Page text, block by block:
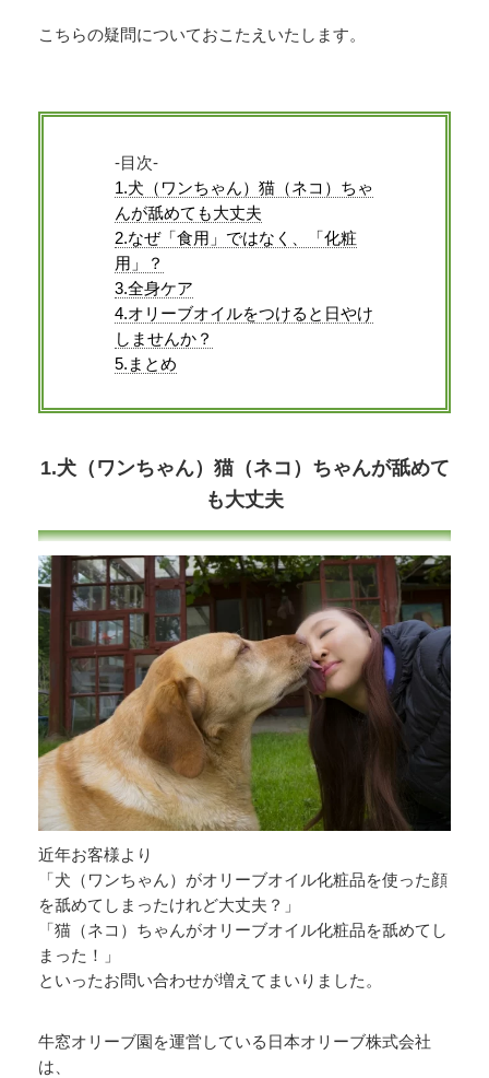
こちらの疑問についておこたえいたします。
-目次-
1.犬（ワンちゃん）猫（ネコ）ちゃ
んが舐めても大丈夫
2.なぜ「食用」ではなく、「化粧
用」？
3.全身ケア
4.オリーブオイルをつけると日やけ
しませんか？
5.まとめ
1.犬（ワンちゃん）猫（ネコ）ちゃんが舐めて
も大丈夫
近年お客様より
「犬（ワンちゃん）がオリーブオイル化粧品を使った顔
を舐めてしまったけれど大丈夫？」
「猫（ネコ）ちゃんがオリーブオイル化粧品を舐めてし
まった！」
といったお問い合わせが増えてまいりました。
牛窓オリーブ園を運営している日本オリーブ株式会社
は、